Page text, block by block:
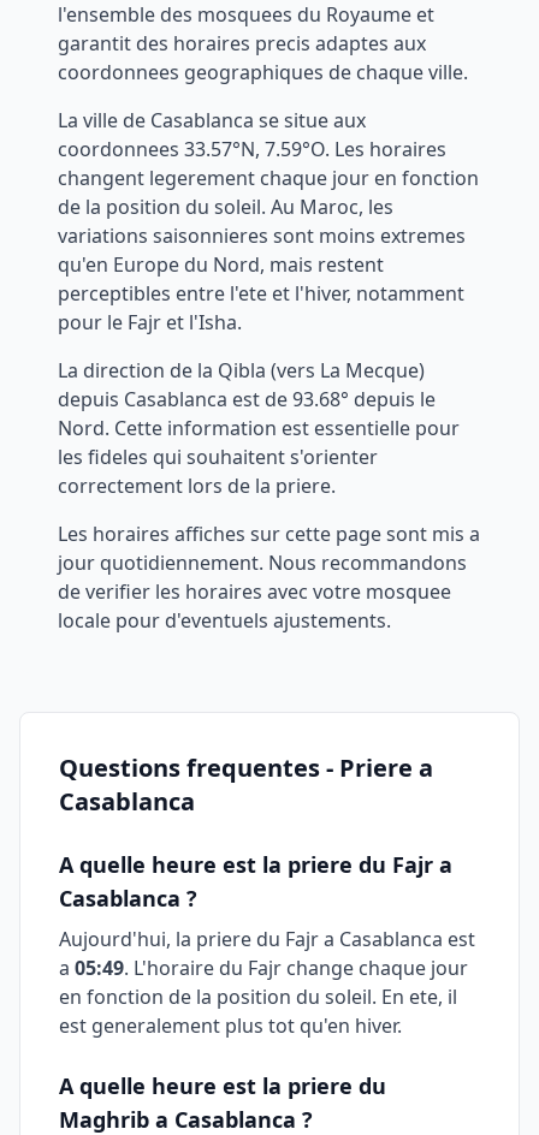
l'ensemble des mosquees du Royaume et
garantit des horaires precis adaptes aux
coordonnees geographiques de chaque ville.
La ville de Casablanca se situe aux
coordonnees 33.57°N, 7.59°O. Les horaires
changent legerement chaque jour en fonction
de la position du soleil. Au Maroc, les
variations saisonnieres sont moins extremes
qu'en Europe du Nord, mais restent
perceptibles entre l'ete et l'hiver, notamment
pour le Fajr et l'Isha.
La direction de la Qibla (vers La Mecque)
depuis Casablanca est de93.68° depuis le
Nord. Cette information est essentielle pour
les fideles qui souhaitent s'orienter
correctement lors de la priere.
Les horaires affiches sur cette page sont mis a
jour quotidiennement. Nous recommandons
de verifier les horaires avec votre mosquee
locale pour d'eventuels ajustements.
Questions frequentes - Priere a
Casablanca
A quelle heure est la priere du Fajr a
Casablanca ?
Aujourd'hui, la priere du Fajr a Casablanca est
a 05:49. L'horaire du Fajr change chaque jour
en fonction de la position du soleil. En ete, il
est generalement plus tot qu'en hiver.
A quelle heure est la priere du
Maghrib a Casablanca ?